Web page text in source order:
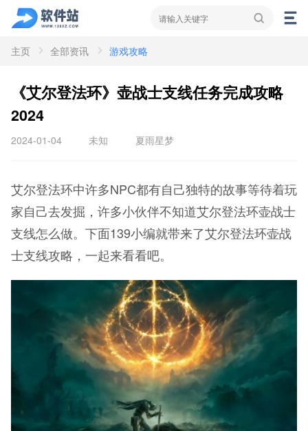
资讯
新闻 攻略
主页 全部资讯 游戏攻略
《艾尔登法环》壶战士支线任务完成攻略
2024
2024-01-04 未知 夏雨星梦
艾尔登法环中许多NPC都有自己独特的故事等待着玩
家自己去发掘，许多小伙伴不知道艾尔登法环壶战士
支线怎么做。下面139小编就带来了艾尔登法环壶战
士支线攻略，一起来看看吧。